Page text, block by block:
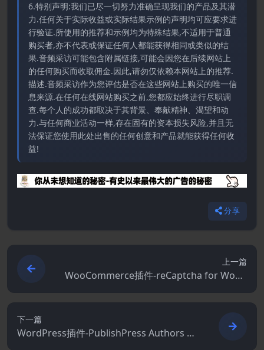
6.特别声明:我们已尽一切努力准确呈现我们的产品及其潜
力.任何关于实际收益或实际结果示例的声明均可应要求进
行验证.所使用的推荐和示例均为特殊结果,不适用于普通
购买者,亦不代表或保证任何人都能获得相同或类似的结
果.音频采访可能包含附属链接,可能会因您在后续网站上
的任何购买而收取佣金.因此,请勿仅依赖本网站上的推荐.
描述.音频采访作为您评估是否在这些网站上购买的唯一信
息来源.在任何在线网站购买之前,您都应始终进行尽职调
查.每个人的成功都取决于其背景、奉献精神、渴望和动
力.与任何商业活动一样,存在固有的资本损失风险,并且无
法保证您使用此处出售的任何创意和产品就能获得任何收
益!
分享
上一篇
WooCommerce插件-reCaptcha for WooC
ommerce 2.57.0
下一篇
WordPress插件-PublishPress Authors Pr